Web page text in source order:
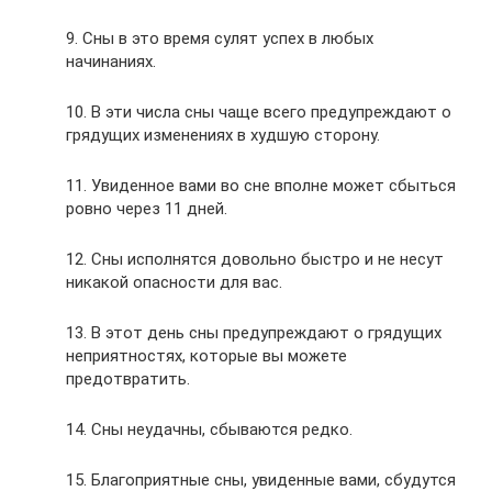
9. Сны в это время сулят успех в любых
начинаниях.
10. В эти числа сны чаще всего предупреждают о
грядущих изменениях в худшую сторону.
11. Увиденное вами во сне вполне может сбыться
ровно через 11 дней.
12. Сны исполнятся довольно быстро и не несут
никакой опасности для вас.
13. В этот день сны предупреждают о грядущих
неприятностях, которые вы можете
предотвратить.
14. Сны неудачны, сбываются редко.
15. Благоприятные сны, увиденные вами, сбудутся